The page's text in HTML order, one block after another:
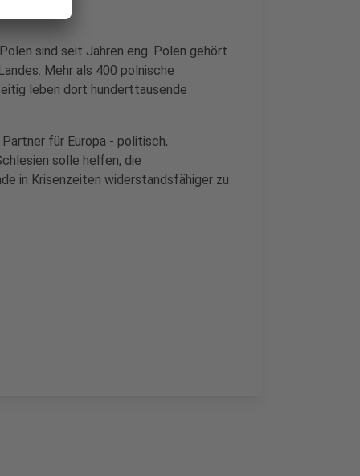
sind seit Jahren eng. Polen gehört
Mehr als 400 polnische
leben dort hunderttausende
für Europa - politisch,
solle helfen, die
in Krisenzeiten widerstandsfähiger zu